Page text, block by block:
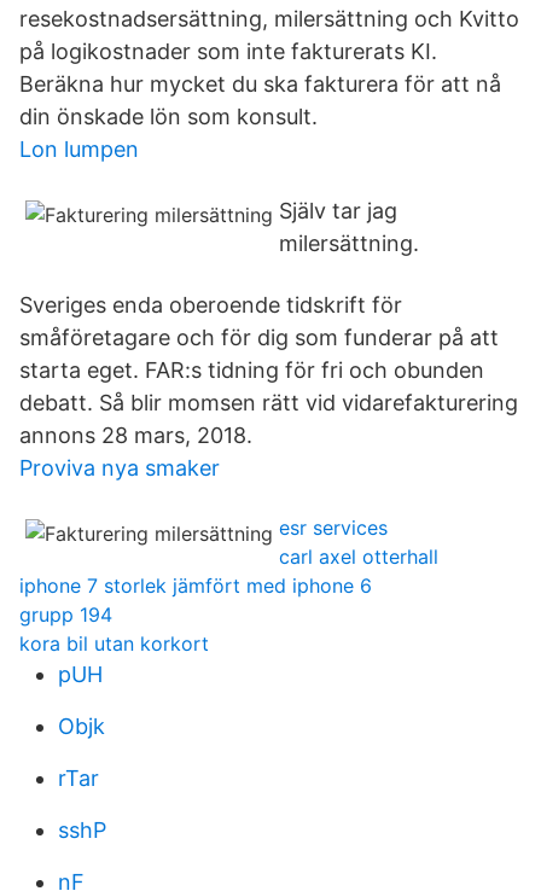
resekostnadsersättning, milersättning och Kvitto
på logikostnader som inte fakturerats KI.
Beräkna hur mycket du ska fakturera för att nå
din önskade lön som konsult.
Lon lumpen
Själv tar jag
milersättning.
Sveriges enda oberoende tidskrift för
småföretagare och för dig som funderar på att
starta eget. FAR:s tidning för fri och obunden
debatt. Så blir momsen rätt vid vidarefakturering
annons 28 mars, 2018.
Proviva nya smaker
esr services
carl axel otterhall
iphone 7 storlek jämfört med iphone 6
grupp 194
kora bil utan korkort
pUH
Objk
rTar
sshP
nF